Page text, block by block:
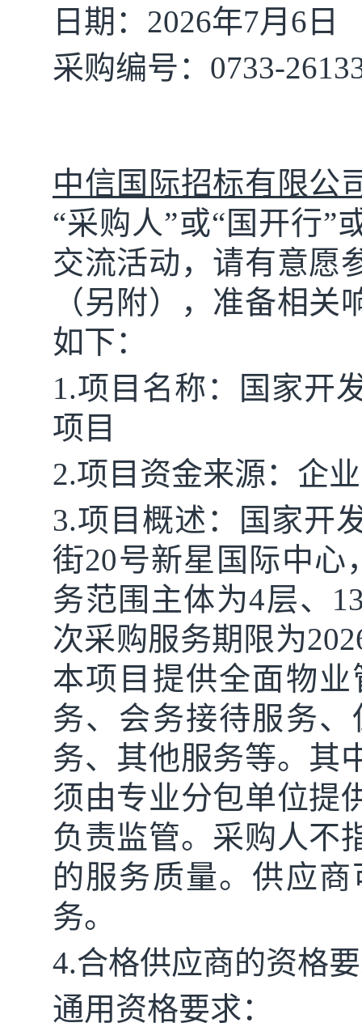
日期： 2026年7月 6 日
采购编号： 0733-
中信国际招标有限公
“采购人”或“国开行”
交流活动，请有意愿
（另附），准备相
如下：
1.项目名称：国家开
项目
2.项目资金来源：企
3.项目概述：国家开
街20号新星国际中心
务范围主体为4层、
次采购服务期限为
本项目提供全面物
务、会务接待服务
务、其他服务等。其
须由专业分包单位提
负责监管。采购人不
的服务质量。供应
务。
4.合格供应商的资格
通用资格要求：